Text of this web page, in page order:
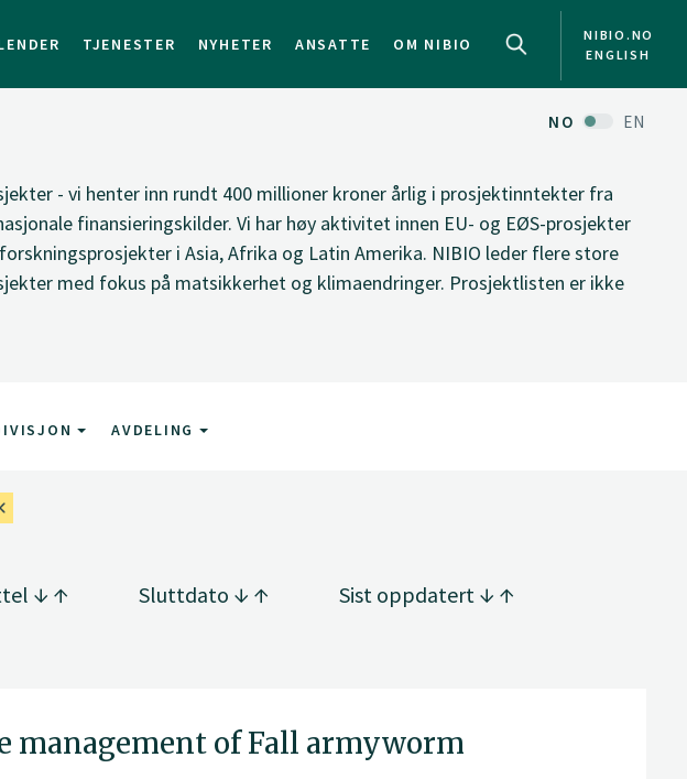
TJENESTER NYHETER ANSATTE OM NIBIO
NIBIO.NO
ENGLISH
NO EN
- vi henter inn rundt 400 millioner kroner årlig i prosjektinntekter fra
finansieringskilder. Vi har høy aktivitet innen EU- og EØS-prosjekter
i Asia, Afrika og Latin Amerika. NIBIO leder flere store
med fokus på matsikkerhet og klimaendringer. Prosjektlisten er ikke
AVDELING
Sluttdato Sist oppdatert
management of Fall armyworm